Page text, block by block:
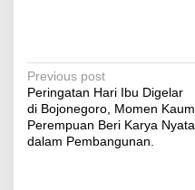
P
o
s
Previous post
Peringatan Hari Ibu Digelar
di Bojonegoro, Momen Kaum
Perempuan Beri Karya Nyata
dalam Pembangunan.